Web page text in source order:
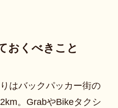
おくべきこと
はバックパッカー街の
。GrabやBikeタクシ